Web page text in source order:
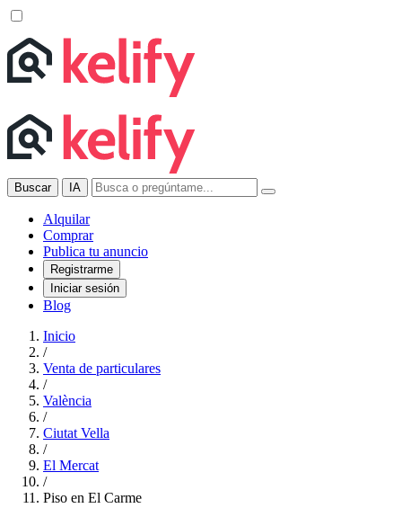
Buscar IA
Alquilar
Comprar
Publica tu anuncio
Registrarme
Iniciar sesión
Blog
Inicio
/
Venta de particulares
/
València
/
Ciutat Vella
/
El Mercat
/
Piso en El Carme